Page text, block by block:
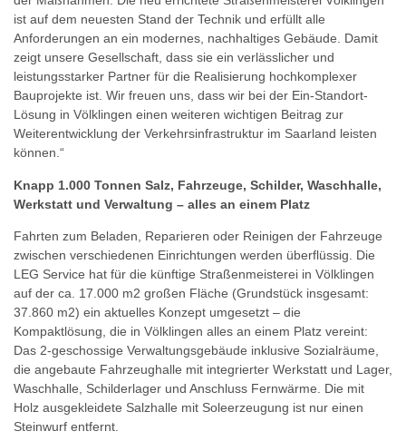
ist auf dem neuesten Stand der Technik und erfüllt alle
Anforderungen an ein modernes, nachhaltiges Gebäude. Damit
zeigt unsere Gesellschaft, dass sie ein verlässlicher und
leistungsstarker Partner für die Realisierung hochkomplexer
Bauprojekte ist. Wir freuen uns, dass wir bei der Ein-Standort-
Lösung in Völklingen einen weiteren wichtigen Beitrag zur
Weiterentwicklung der Verkehrsinfrastruktur im Saarland leisten
können.“
Knapp 1.000 Tonnen Salz, Fahrzeuge, Schilder, Waschhalle,
Werkstatt und Verwaltung – alles an einem Platz
Fahrten zum Beladen, Reparieren oder Reinigen der Fahrzeuge
zwischen verschiedenen Einrichtungen werden überflüssig. Die
LEG Service hat für die künftige Straßenmeisterei in Völklingen
auf der ca. 17.000 m2 großen Fläche (Grundstück insgesamt:
37.860 m2) ein aktuelles Konzept umgesetzt – die
Kompaktlösung, die in Völklingen alles an einem Platz vereint:
Das 2-geschossige Verwaltungsgebäude inklusive Sozialräume,
die angebaute Fahrzeughalle mit integrierter Werkstatt und Lager,
Waschhalle, Schilderlager und Anschluss Fernwärme. Die mit
Holz ausgekleidete Salzhalle mit Soleerzeugung ist nur einen
Steinwurf entfernt.